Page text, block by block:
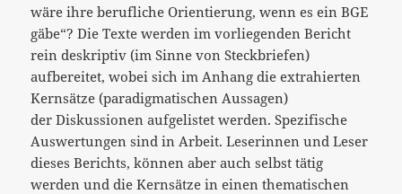
wäre ihre berufliche Orientierung, wenn es ein BGE
gäbe“? Die Texte werden im vorliegenden Bericht
rein deskriptiv (im Sinne von Steckbriefen)
aufbereitet, wobei sich im Anhang die extrahierten
Kernsätze (paradigmatischen Aussagen)
der Diskussionen aufgelistet werden. Spezifische
Auswertungen sind in Arbeit. Leserinnen und Leser
dieses Berichts, können aber auch selbst tätig
werden und die Kernsätze in einen thematischen